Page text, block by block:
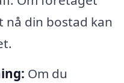
nå din bostad kan
Om du